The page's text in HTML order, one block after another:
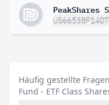
PeakShares
US66538F1407
Häufig gestellte
Fund - ETF Class